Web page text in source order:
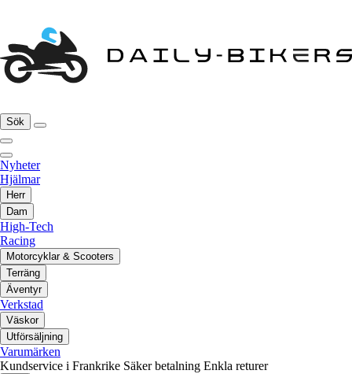
Sök
Nyheter
Hjälmar
Herr
Dam
High-Tech
Racing
Motorcyklar & Scooters
Terräng
Äventyr
Verkstad
Väskor
Utförsäljning
Varumärken
Kundservice i Frankrike Säker betalning Enkla returer